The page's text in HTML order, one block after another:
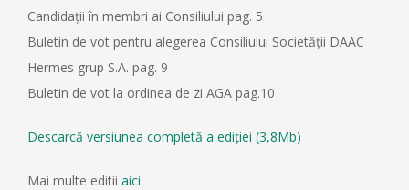
Candidaţii în membri ai Consiliului pag. 5
Buletin de vot pentru alegerea Consiliului Societăţii DAAC
Hermes grup S.A. pag. 9
Buletin de vot la ordinea de zi AGA pag.10
Descarcă versiunea completă a ediției (3,8Mb)
Mai multe editii aici